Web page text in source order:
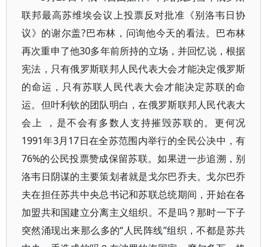
联邦最高苏维埃会议上投票反对批准《别洛韦日协
议》的谢尔盖?巴布林，问询他今天的看法。巴布林
再次重申了他30多年前所持的立场，并回忆说，根据
宪法，只有俄罗斯联邦人民代表大会才能决定俄罗斯
的命运，只有苏联人民代表大会才能决定苏联的命
运。但叶利钦的团队明白，在俄罗斯联邦人民代表大
会上 ，是不会有多数人支持摧毁苏联的。更何况
1991年3月17日在全苏范围内举行的全民公决中，有
76%的公民投票赞成保留苏联。如果进一步追溯，别
洛韦日阴谋的主要策划者就是戈尔巴乔夫。戈尔巴乔
夫在担任苏共中央总书记和苏联总统期间，开始在各
加盟共和国建立分离主义组织。不是吗？那时一下子
突然涌现出来那么多的“人民阵线”组织，不都是苏共